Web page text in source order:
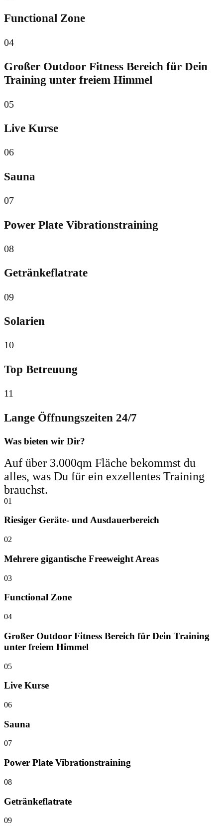
Functional Zone
04
Großer Outdoor Fitness Bereich für Dein
Training unter freiem Himmel
05
Live Kurse
06
Sauna
07
Power Plate Vibrationstraining
08
Getränkeflatrate
09
Solarien
10
Top Betreuung
11
Lange Öffnungszeiten 24/7
Was bieten wir Dir?
Auf über 3.000qm Fläche bekommst du
alles, was Du für ein exzellentes Training
brauchst.
01
Riesiger Geräte- und Ausdauerbereich
02
Mehrere gigantische Freeweight Areas
03
Functional Zone
04
Großer Outdoor Fitness Bereich für Dein Training
unter freiem Himmel
05
Live Kurse
06
Sauna
07
Power Plate Vibrationstraining
08
Getränkeflatrate
09